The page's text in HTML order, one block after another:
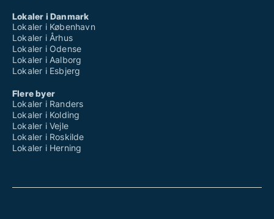
Lokaler i Danmark
Lokaler i København
Lokaler i Århus
Lokaler i Odense
Lokaler i Aalborg
Lokaler i Esbjerg
Flere byer
Lokaler i Randers
Lokaler i Kolding
Lokaler i Vejle
Lokaler i Roskilde
Lokaler i Herning